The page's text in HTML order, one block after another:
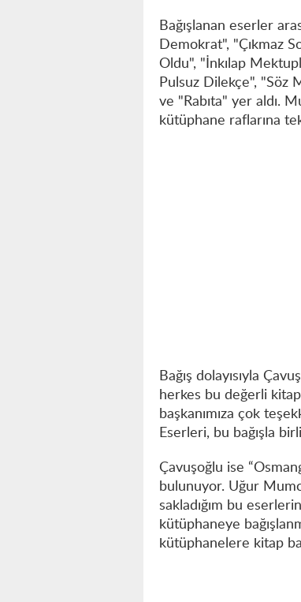
Bağışlanan eserler
Demokrat", "Çıkmaz
Oldu", "İnkılap
Pulsuz Dilekçe", "Söz
ve "Rabıta" yer aldı.
kütüphane raflarına
Bağış dolayısıyla
herkes bu değerli
başkanımıza çok
Eserleri, bu bağışla
Çavuşoğlu ise
bulunuyor. Uğur
sakladığım bu
kütüphaneye
kütüphanelere kitap